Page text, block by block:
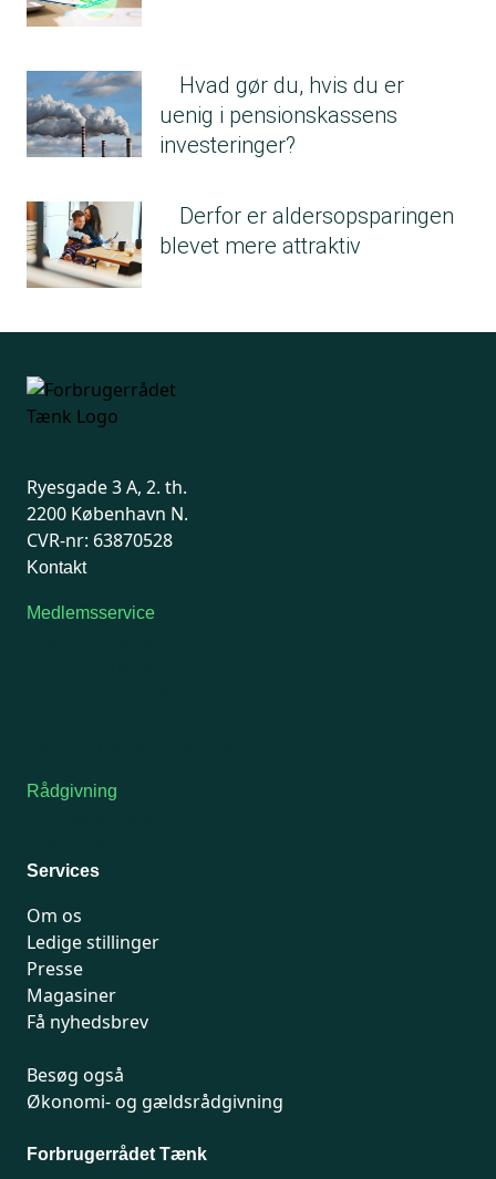
Hvad gør du, hvis du er
uenig i pensionskassens
investeringer?
Derfor er aldersopsparingen
blevet mere attraktiv
Ryesgade 3 A, 2. th.
2200 København N.
CVR-nr: 63870528
Kontakt
Medlemsservice
Rådgivning
Services
Om os
Ledige stillinger
Presse
Magasiner
Få nyhedsbrev
Besøg også
Økonomi- og gældsrådgivning
Forbrugerrådet Tænk